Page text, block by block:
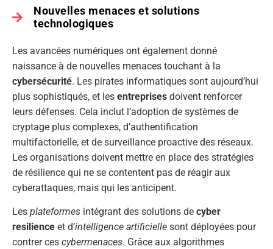
Nouvelles menaces et solutions
technologiques
Les avancées numériques ont également donné
naissance à de nouvelles menaces touchant à la
cybersécurité. Les pirates informatiques sont aujourd’hui
plus sophistiqués, et les entreprises doivent renforcer
leurs défenses. Cela inclut l’adoption de systèmes de
cryptage plus complexes, d’authentification
multifactorielle, et de surveillance proactive des réseaux.
Les organisations doivent mettre en place des stratégies
de résilience qui ne se contentent pas de réagir aux
cyberattaques, mais qui les anticipent.
Les plateformes intégrant des solutions de cyber
resilience et d’intelligence artificielle sont déployées pour
contrer ces cybermenaces. Grâce aux algorithmes